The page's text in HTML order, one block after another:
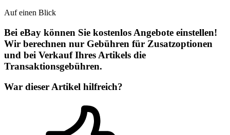
Auf einen Blick
Bei eBay können Sie kostenlos Angebote einstellen!
Wir berechnen nur Gebühren für Zusatzoptionen
und bei Verkauf Ihres Artikels die
Transaktionsgebühren.
War dieser Artikel hilfreich?